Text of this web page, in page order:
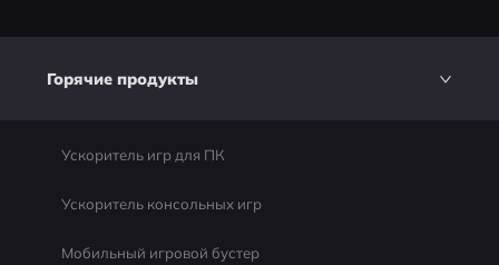
Горячие продукты
Ускоритель игр для ПК
Ускоритель консольных игр
Мобильный игровой бустер